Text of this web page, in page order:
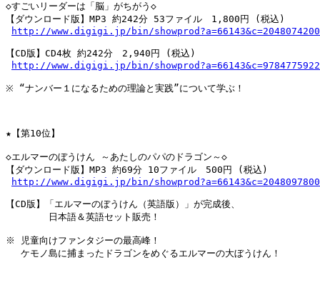
◇すごいリーダーは「脳」がちがう◇
【ダウンロード版】MP3 約242分 53ファイル　1,800円 (税込)
http://www.digigi.jp/bin/
【CD版】CD4枚 約242分　2,940円 (税込)
http://www.digigi.jp/bin/
※ “ナンバー１になるための理論と実践”について学ぶ！
★【第10位】
◇エルマーのぼうけん ～あたしのパパのドラゴン～◇
【ダウンロード版】MP3 約69分 10ファイル　500円 (税込)
http://www.digigi.jp/bin/
【CD版】「エルマーのぼうけん（英語版）」が完成後、
日本語＆英語セット販売！
※ 児童向けファンタジーの最高峰！
ケモノ島に捕まったドラゴンをめぐるエルマーの大ぼうけん！